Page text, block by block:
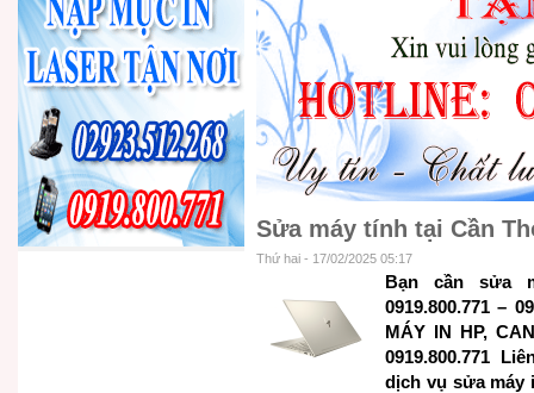
Sửa máy tính tại Cần
Thứ hai - 17/02/2025 05:17
Bạn cần sửa
0919.800.771 –
MÁY IN HP,
0919.800.771
dịch vụ sửa máy